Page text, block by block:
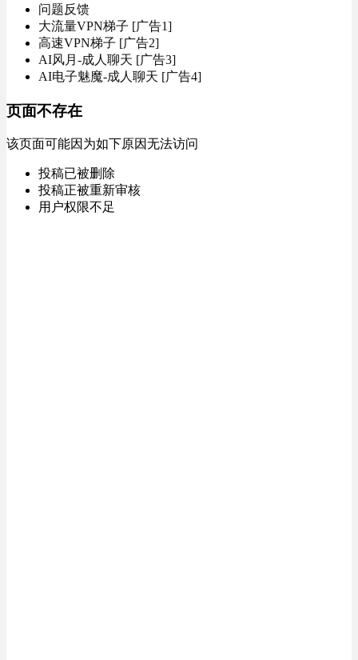
问题反馈
大流量VPN梯子 [广告1]
高速VPN梯子 [广告2]
AI风月-成人聊天 [广告3]
AI电子魅魔-成人聊天 [广告4]
页面不存在
该页面可能因为如下原因无法访问
投稿已被删除
投稿正被重新审核
用户权限不足